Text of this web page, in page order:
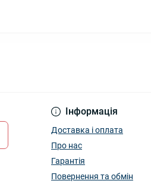
Інформація
Доставка і оплата
Про нас
Гарантія
Повернення та обмін